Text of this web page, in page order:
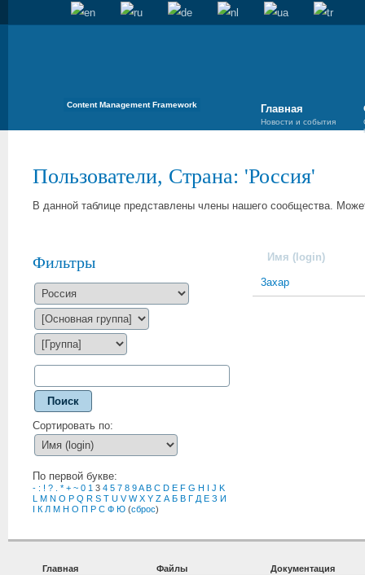
Content Management Framework Главная
Новости и события
Пользователи, Страна: 'Россия'
В данной таблице представлены члены нашего сообщества.
Фильтры
Поиск
Сортировать по:
По первой букве:
- : ! ? * + ~ 0 1 3 4 5 7 8 9A B C D E F G H J K
M N O P Q R S T U V W X Y Z А Б В Г Д Е З И
К Л М Н О П Р С Ф Ю (сброс)
Имя (login)
3axap
Главная
Файлы
Документация